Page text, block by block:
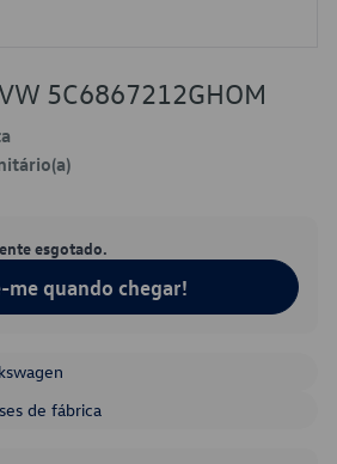
5C6867212GHOM
esgotado.
me quando chegar!
de fábrica